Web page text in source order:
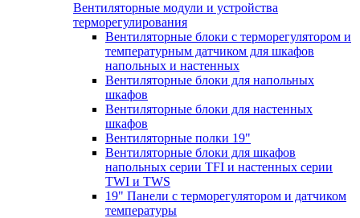
Вентиляторные модули и устройства
терморегулирования
Вентиляторные блоки с терморегулятором и
температурным датчиком для шкафов
напольных и настенных
Вентиляторные блоки для напольных
шкафов
Вентиляторные блоки для настенных
шкафов
Вентиляторные полки 19"
Вентиляторные блоки для шкафов
напольных серии TFI и настенных серии
TWI и TWS
19" Панели с терморегулятором и датчиком
температуры